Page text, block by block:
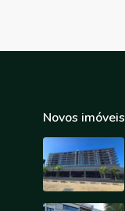
Novos imóveis